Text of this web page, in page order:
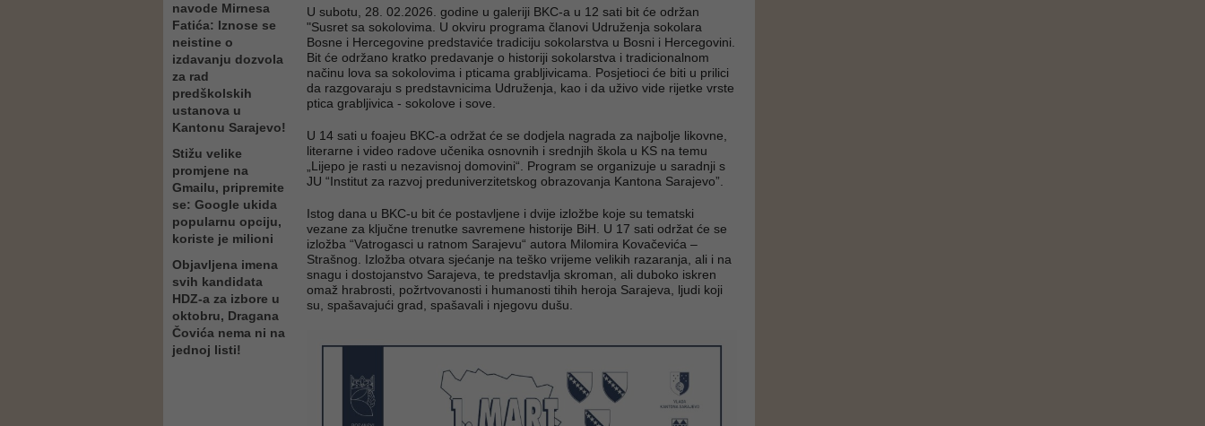
navode Mirnesa
Fatića: Iznose se
neistine o
izdavanju dozvola
za rad
predškolskih
ustanova u
Kantonu Sarajevo!
Stižu velike
promjene na
Gmailu, pripremite
se: Google ukida
popularnu opciju,
koriste je milioni
Objavljena imena
svih kandidata
HDZ-a za izbore u
oktobru, Dragana
Čovića nema ni na
jednoj listi!
U subotu, 28. 02.2026. godine u galeriji BKC-a u 12 sati bit će održan
"Susret sa sokolovima. U okviru programa članovi Udruženja sokolara
Bosne i Hercegovine predstaviće tradiciju sokolarstva u Bosni i Hercegovini.
Bit će održano kratko predavanje o historiji sokolarstva i tradicionalnom
načinu lova sa sokolovima i pticama grabljivicama. Posjetioci će biti u prilici
da razgovaraju s predstavnicima Udruženja, kao i da uživo vide rijetke vrste
ptica grabljivica - sokolove i sove.
U 14 sati u foajeu BKC-a održat će se dodjela nagrada za najbolje likovne,
literarne i video radove učenika osnovnih i srednjih škola u KS na temu
„Lijepo je rasti u nezavisnoj domovini“. Program se organizuje u saradnji s
JU “Institut za razvoj preduniverzitetskog obrazovanja Kantona Sarajevo”.
Istog dana u BKC-u bit će postavljene i dvije izložbe koje su tematski
vezane za ključne trenutke savremene historije BiH. U 17 sati održat će se
izložba “Vatrogasci u ratnom Sarajevu“ autora Milomira Kovačevića –
Strašnog. Izložba otvara sjećanje na teško vrijeme velikih razaranja, ali i na
snagu i dostojanstvo Sarajeva, te predstavlja skroman, ali duboko iskren
omaž hrabrosti, požrtvovanosti i humanosti tihih heroja Sarajeva, ljudi koji
su, spašavajući grad, spašavali i njegovu dušu.